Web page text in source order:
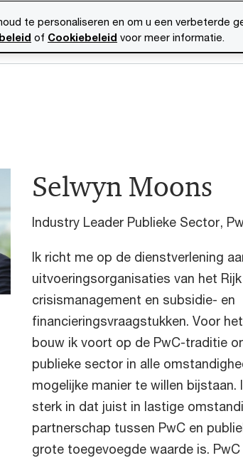
Diensten Marktsectoren
Selwyn Moons
Industry Leader Publieke Sector,
Ik richt me op de dienstverlening
uitvoeringsorganisaties van het
crisismanagement en subsidie- en
financieringsvraagstukken. Voor
bouw ik voort op de PwC-traditie
publieke sector in alle
mogelijke manier te willen
sterk in dat juist in lastige
partnerschap tussen PwC en
grote toegevoegde waarde is.
te personaliseren en om u een verbeterde
of Cookiebeleid voor meer informatie.